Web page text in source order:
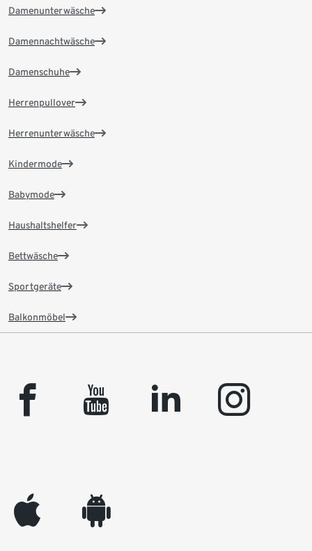
Damenunterwäsche
Damennachtwäsche
Damenschuhe
Herrenpullover
Herrenunterwäsche
Kindermode
Babymode
Haushaltshelfer
Bettwäsche
Sportgeräte
Balkonmöbel
facebook youtube linkedin instagram
appleinc android